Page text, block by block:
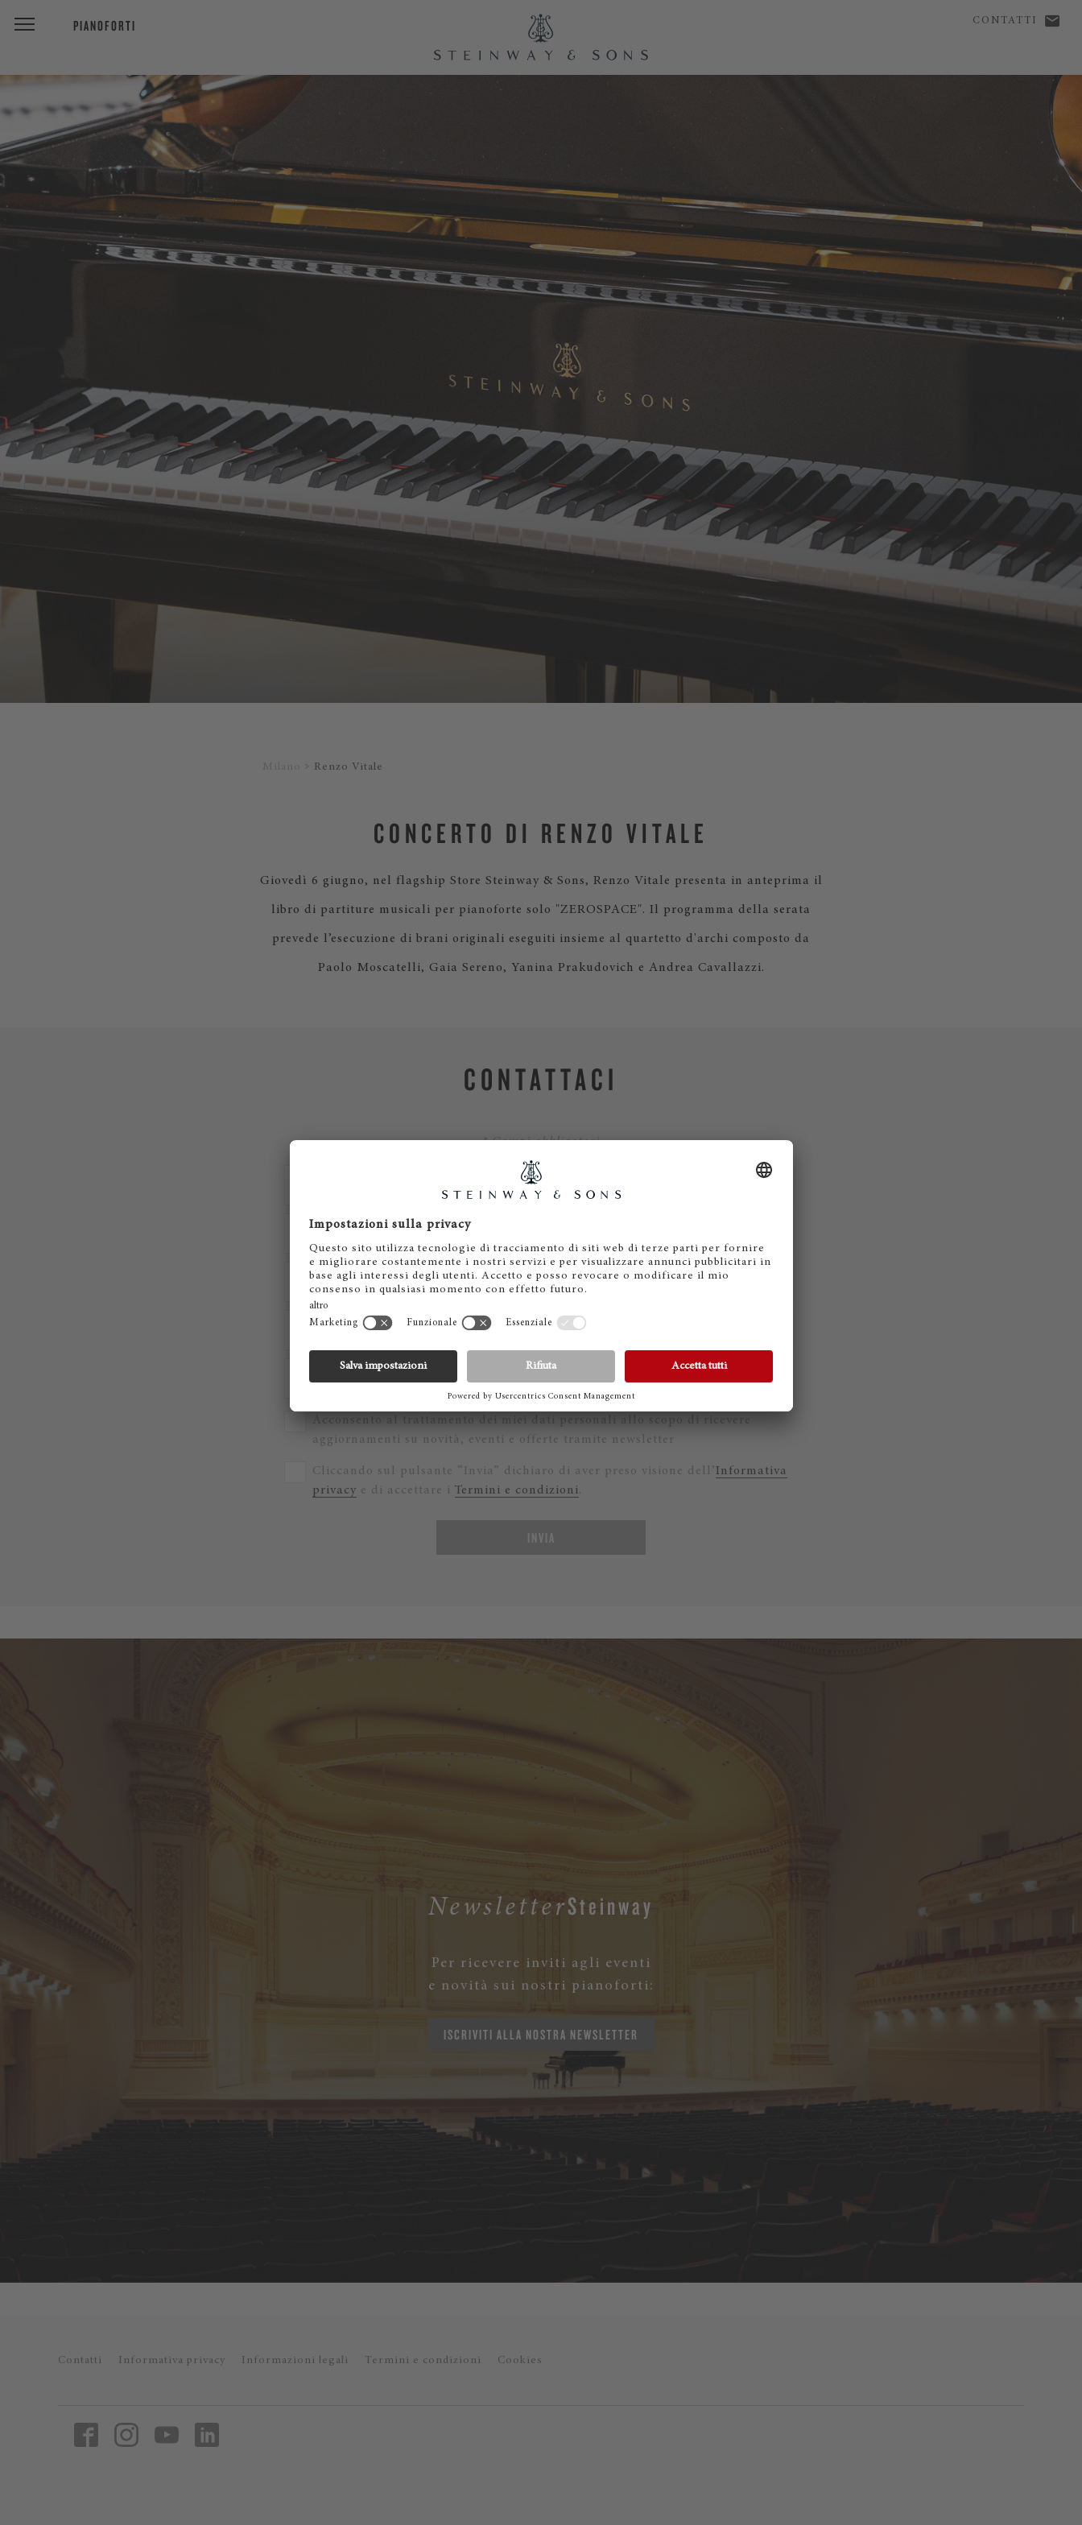
PIANOFORTI CONTATTI
Renzo Vitale
CONCERTO DI RENZO VITALE
Giovedì 6 giugno, nel flagship Store Steinway & Sons, Renzo Vitale presenta in anteprima il
libro di partiture musicali per pianoforte solo "ZEROSPACE". Il programma della serata
prevede l’esecuzione di brani originali eseguiti insieme al quartetto d'archi composto da
Paolo Moscatelli, Gaia Sereno, Yanina Prakudovich e Andrea Cavallazzi.
CONTATTACI
* Campi obbligatori
Acconsento al trattamento dei miei dati personali allo scopo di ricevere
aggiornamenti su novità, eventi e offerte tramite newsletter
Cliccando sul pulsante “Invia” dichiaro di aver preso visione dell’Informativa
privacy e di accettare i Termini e condizioni.
INVIA
NewsletterSteinway
Per ricevere inviti agli eventi
e novità sui nostri pianoforti:
ISCRIVITI ALLA NOSTRA NEWSLETTER
Contatti Informativa privacy Informazioni legali Termini e condizioni Cookies